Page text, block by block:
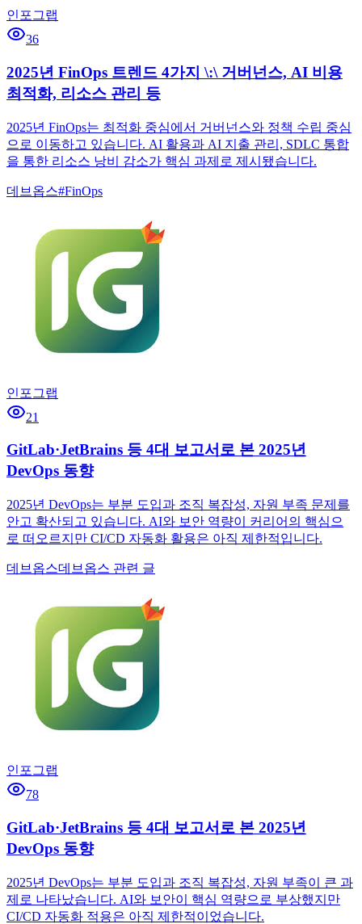
인포그랩
36
2025년 FinOps 트렌드 4가지 \:\ 거버넌스, AI 비용
최적화, 리소스 관리 등
2025년 FinOps는 최적화 중심에서 거버넌스와 정책 수립 중심
으로 이동하고 있습니다. AI 활용과 AI 지출 관리, SDLC 통합
을 통한 리소스 낭비 감소가 핵심 과제로 제시됐습니다.
데브옵스#FinOps
인포그랩
21
GitLab·JetBrains 등 4대 보고서로 본 2025년
DevOps 동향
2025년 DevOps는 부분 도입과 조직 복잡성, 자원 부족 문제를
안고 확산되고 있습니다. AI와 보안 역량이 커리어의 핵심으
로 떠오르지만 CI/CD 자동화 활용은 아직 제한적입니다.
데브옵스데브옵스 관련 글
인포그랩
78
GitLab·JetBrains 등 4대 보고서로 본 2025년
DevOps 동향
2025년 DevOps는 부분 도입과 조직 복잡성, 자원 부족이 큰 과
제로 나타났습니다. AI와 보안이 핵심 역량으로 부상했지만
CI/CD 자동화 적용은 아직 제한적이었습니다.